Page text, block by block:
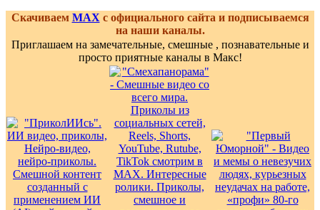
Скачиваем MAX с официального сайта и подписываемся
на наши каналы.
Приглашаем на замечательные, смешные , познавательные и
просто приятные каналы в Макс!